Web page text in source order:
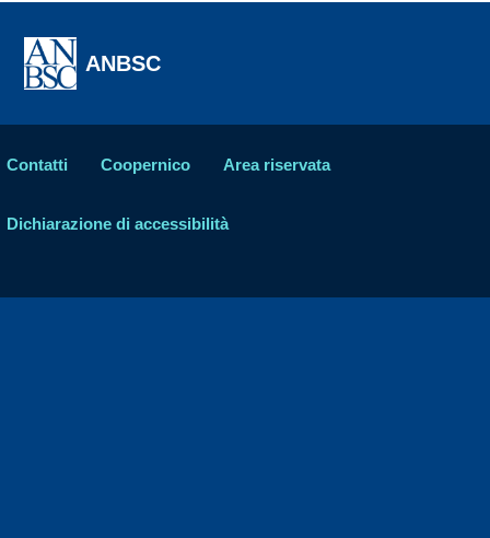
ANBSC
Contatti Coopernico Area riservata
Dichiarazione di accessibilità